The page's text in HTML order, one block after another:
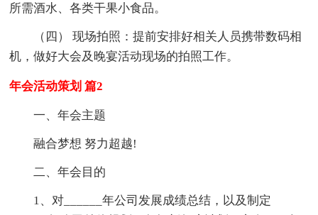
所需酒水、各类干果小食品。
（四） 现场拍照：提前安排好相关人员携带数码相
机，做好大会及晚宴活动现场的拍照工作。
年会活动策划 篇2
一、年会主题
融合梦想 努力超越!
二、年会目的
1、对______年公司发展成绩总结，以及制定